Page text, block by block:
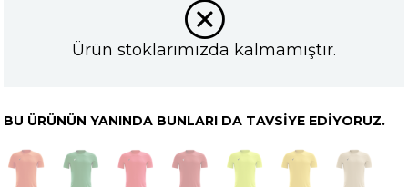
Ürün stoklarımızda kalmamıştır.
BU ÜRÜNÜN YANINDA BUNLARI DA TAVSIYE EDIYORUZ.